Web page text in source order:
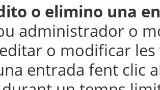
o elimino una
administrador o
o modificar
entrada fent clic